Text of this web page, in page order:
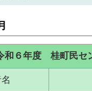
和６年度 桂町民セ